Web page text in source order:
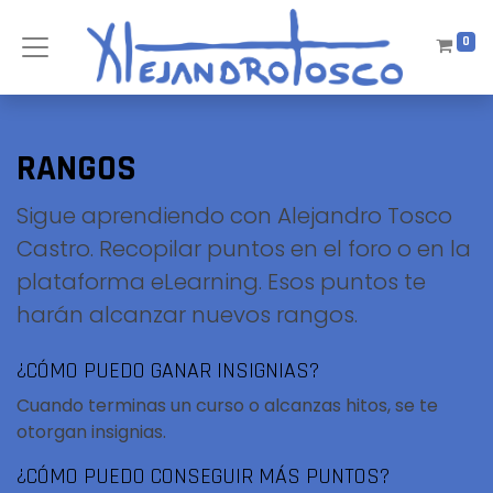
0
RANGOS
Sigue aprendiendo con Alejandro Tosco
Castro. Recopilar puntos en el foro o en la
plataforma eLearning. Esos puntos te
harán alcanzar nuevos rangos.
¿CÓMO PUEDO GANAR INSIGNIAS?
Cuando terminas un curso o alcanzas hitos, se te
otorgan insignias.
¿CÓMO PUEDO CONSEGUIR MÁS PUNTOS?